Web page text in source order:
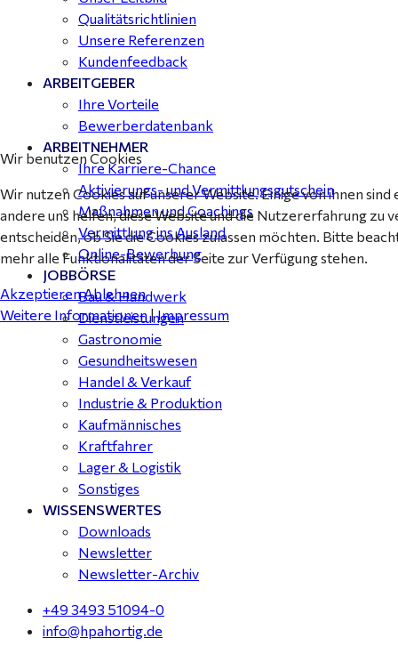
Qualitätsrichtlinien
Unsere Referenzen
Kundenfeedback
ARBEITGEBER
Ihre Vorteile
Bewerberdatenbank
ARBEITNEHMER
Ihre Karriere-Chance
Aktivierungs- und Vermittlungsgutschein
Maßnahmen und Coachings
Vermittlung ins Ausland
Online-Bewerbung
JOBBÖRSE
Bau & Handwerk
Dienstleistungen
Gastronomie
Gesundheitswesen
Handel & Verkauf
Industrie & Produktion
Kaufmännisches
Kraftfahrer
Lager & Logistik
Sonstiges
WISSENSWERTES
Downloads
Newsletter
Newsletter-Archiv
+49 3493 51094-0
info@hpahortig.de
Wir benutzen Cookies
Wir nutzen Cookies auf unserer Website. Einige von ihnen
andere uns helfen, diese Website und die Nutzererfahrung zu
entscheiden, ob Sie die Cookies zulassen möchten. Bitte
mehr alle Funktionalitäten der Seite zur Verfügung stehen.
AkzeptierenAblehnen
Weitere Informationen|Impressum